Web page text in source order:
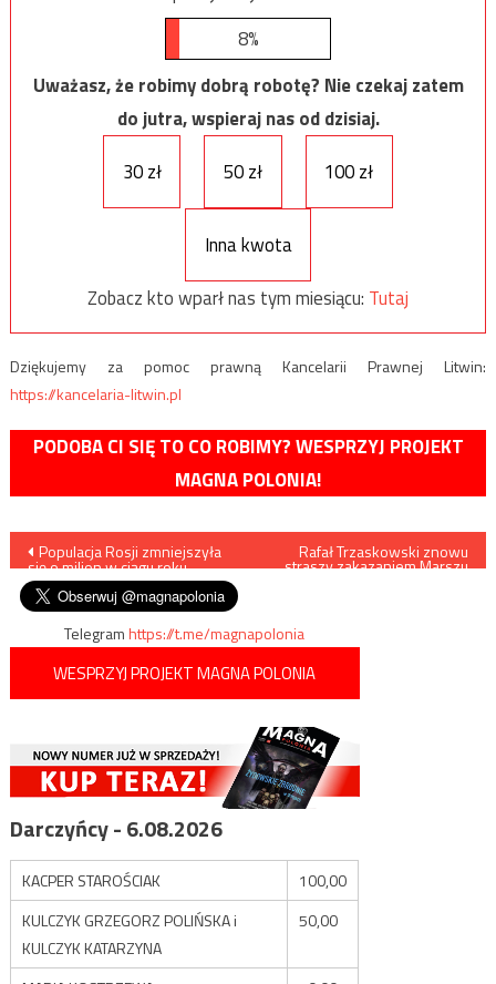
8%
Uważasz, że robimy dobrą robotę? Nie czekaj zatem
do jutra, wspieraj nas od dzisiaj.
30 zł
50 zł 100 zł
Inna kwota
Zobacz kto wparł nas tym miesiącu: Tutaj
Dziękujemy za pomoc prawną Kancelarii Prawnej Litwin:
https://kancelaria-litwin.pl
PODOBA CI SIĘ TO CO ROBIMY? WESPRZYJ PROJEKT
MAGNA POLONIA!
Nawigacja
wpisu
Populacja Rosji zmniejszyła
się o milion w ciągu roku
Rafał Trzaskowski znowu
straszy zakazaniem Marszu
Telegramhttps://t.me/magnapolonia
WESPRZYJ PROJEKT MAGNA POLONIA
Darczyńcy - 6.08.2026
KACPER STAROŚCIAK
100,00
KULCZYK GRZEGORZ POLIŃSKA i
KULCZYK KATARZYNA
50,00